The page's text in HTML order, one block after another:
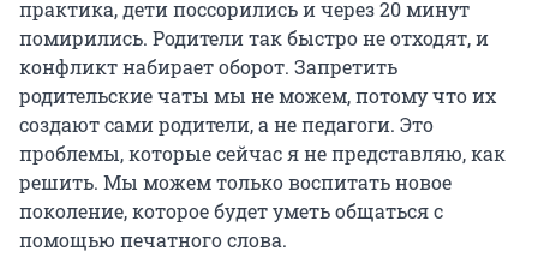
практика, дети поссорились и через 20 минут
помирились. Родители так быстро не отходят, и
конфликт набирает оборот. Запретить
родительские чаты мы не можем, потому что их
создают сами родители, а не педагоги. Это
проблемы, которые сейчас я не представляю, как
решить. Мы можем только воспитать новое
поколение, которое будет уметь общаться с
помощью печатного слова.